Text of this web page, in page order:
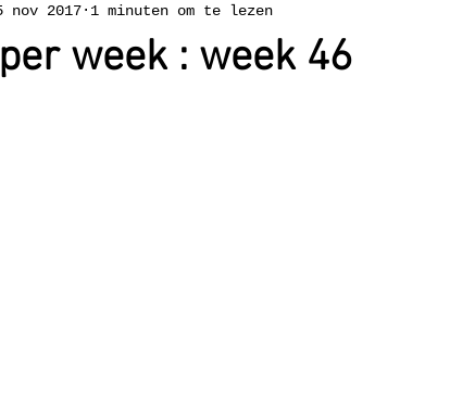
Workshop Collectie
week : week 46
nov 2017 1 minuten om te lezen